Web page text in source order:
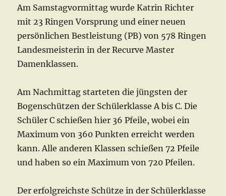
Am Samstagvormittag wurde Katrin Richter
mit 23 Ringen Vorsprung und einer neuen
persönlichen Bestleistung (PB) von 578 Ringen
Landesmeisterin in der Recurve Master
Damenklassen.
Am Nachmittag starteten die jüngsten der
Bogenschützen der Schülerklasse A bis C. Die
Schüler C schießen hier 36 Pfeile, wobei ein
Maximum von 360 Punkten erreicht werden
kann. Alle anderen Klassen schießen 72 Pfeile
und haben so ein Maximum von 720 Pfeilen.
Der erfolgreichste Schütze in der Schülerklasse